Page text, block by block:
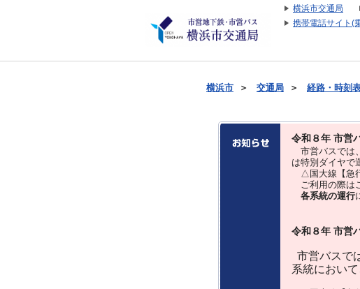
横浜市交通局
携帯電話サイト(
横浜市 ＞ 交通局 ＞ 経路・時刻
令和８年 市営
市営バスでは
は特別ダイヤで
△国大線【急行
ご利用の際は
各系統の運行
令和８年 市営
市営バスで
系統におい